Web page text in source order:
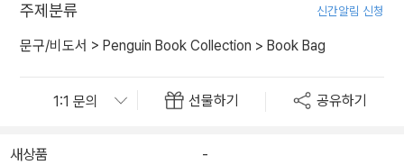
주제분류 신간알림 신청
문구/비도서 > Penguin Book Collection > Book Bag
선물하기 공유하기
새상품
-